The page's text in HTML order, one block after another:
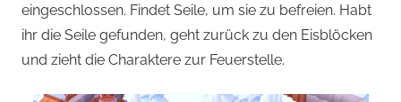
eingeschlossen. Findet Seile, um sie zu befreien. Habt
ihr die Seile gefunden, geht zurück zu den Eisblöcken
und zieht die Charaktere zur Feuerstelle.